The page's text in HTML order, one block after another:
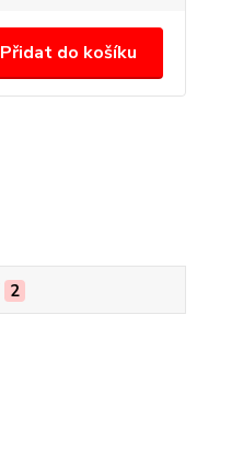
Přidat do košíku
2